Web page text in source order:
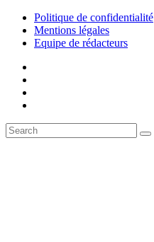
Politique de confidentialité
Mentions légales
Equipe de rédacteurs